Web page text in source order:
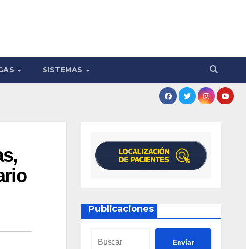
SISTEMAS
Publicaciones
Envíar